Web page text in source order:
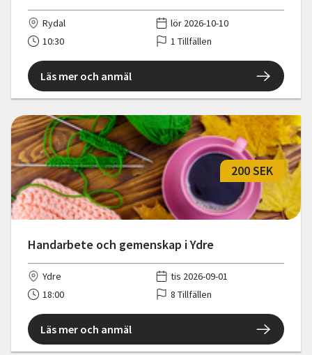
Rydal
lör 2026-10-10
10:30
1 Tillfällen
Läs mer och anmäl
Handarbete och gemenskap i Ydre
200 SEK
Ydre
tis 2026-09-01
18:00
8 Tillfällen
Läs mer och anmäl